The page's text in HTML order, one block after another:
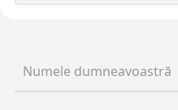
Numele dumneavoastră